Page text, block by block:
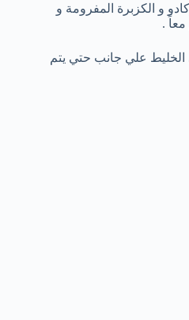
و الكزبرة المفرومة و
معاً .
علي جانب حتي يتم